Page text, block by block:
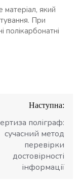
матеріал, який
При
полікарбонатні
Наступна:
поліграф:
сучасний метод
перевірки
достовірності
інформації